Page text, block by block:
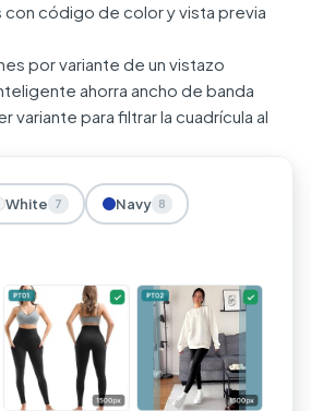
con código de color y vista previa
por variante de un vistazo
ahorra ancho de banda
variante para filtrar la cuadrícula al
White 7 Navy 8